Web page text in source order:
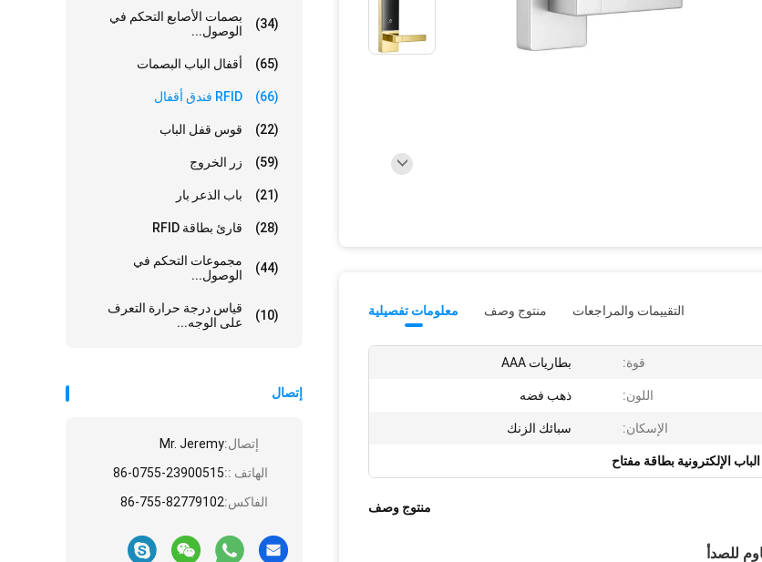
بصمات الأصابع التحكم في
الوصول...
(34)
أقفال الباب البصمات (65)
RFID فندق أقفال (66)
قوس قفل الباب (22)
زر الخروج (59)
باب الذعر بار (21)
قارئ بطاقة RFID (28)
مجموعات التحكم في
الوصول...
(44)
قياس درجة حرارة التعرف
على الوجه...
(10)
إتصال
إتصال:Mr. Jeremy
الهاتف ::86-0755-23900515
الفاكس:86-755-82779102
معلومات تفصيلية منتوج وصف التقييمات والمراجعات
قوة: بطاريات AAA
اللون: ذهب فضه
الإسكان: سبائك الزنك
الباب الإلكترونية بطاقة مفتاح
منتوج وصف
للصدأ